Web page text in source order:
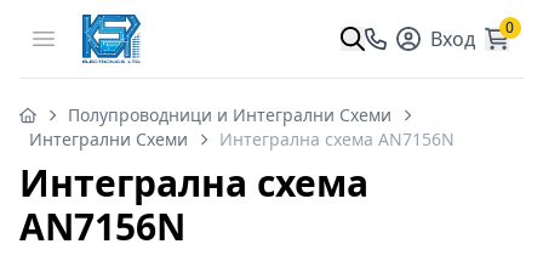
Open menu Вход 0
Полупроводници и Интегрални Схеми
Интегрални Схеми
Интегрална схема AN7156N
Интегрална схема
AN7156N